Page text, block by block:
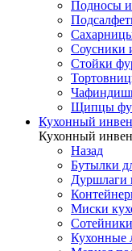
Подносы
Соусники
Стойки
Щипцы
Кухонный
Кухонный
Назад
Бутылки
Дуршлаги
Миски
Сотейники
Кухонные